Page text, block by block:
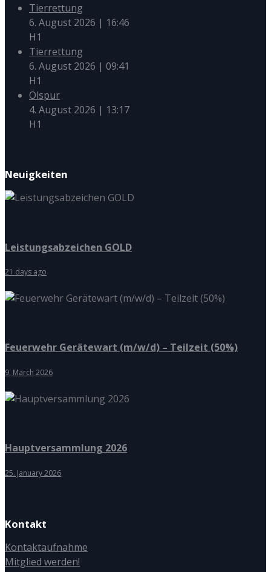
Tierrettung
6. August 2026 | 16:46
H1
Tierrettung
6. August 2026 | 09:41
H1
Ölspur
4. August 2026 | 13:17
H1
Neuigkeiten
Leistungsabzeichen GOLD
21 days ago
Feuerwehr Gerätewart (m/w/d) – Teilzeit (50%)
9. March 2026
Hauptversammlung 2026
25. January 2026
Kontakt
Kontaktaufnahme
Mitglied werden!